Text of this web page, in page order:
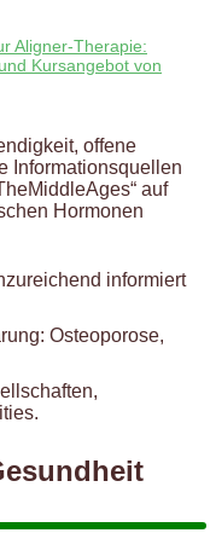
Aligner-Therapie:
Kursangebot von
offene
Informationsquellen
auf
Hormonen
informiert
Osteoporose,